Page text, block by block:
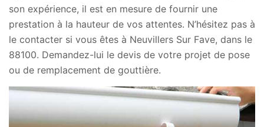
son expérience, il est en mesure de fournir une
prestation à la hauteur de vos attentes. N’hésitez pas à
le contacter si vous êtes à Neuvillers Sur Fave, dans le
88100. Demandez-lui le devis de votre projet de pose
ou de remplacement de gouttière.